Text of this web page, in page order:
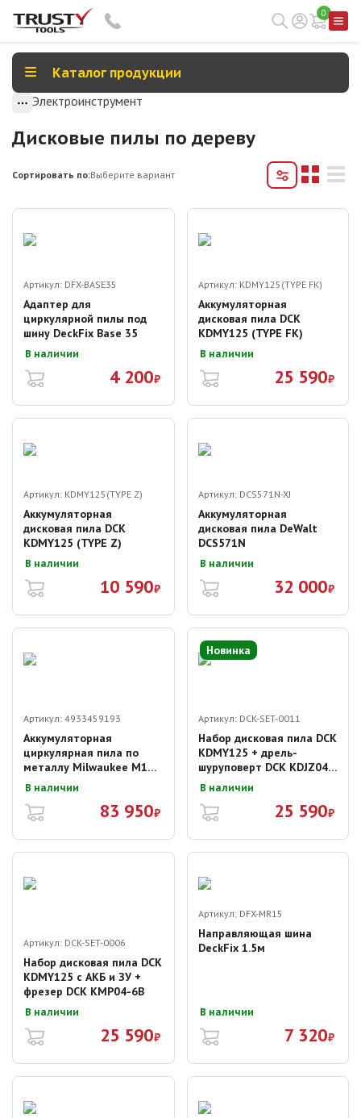
0
Каталог продукции
Электроинструмент
Дисковые пилы по дереву
Сортировать по:Выберите вариант
Артикул: DFX-BASE35
Адаптер для
циркулярной пилы под
шину DeckFix Base 35
В наличии
4 200₽
Артикул: KDMY125(TYPE FK)
Аккумуляторная
дисковая пила DCK
KDMY125 (TYPE FK)
В наличии
25 590₽
Артикул: KDMY125(TYPE Z)
Аккумуляторная
дисковая пила DCK
KDMY125 (TYPE Z)
В наличии
10 590₽
Артикул: DCS571N-XJ
Аккумуляторная
дисковая пила DeWalt
DCS571N
В наличии
32 000₽
Артикул: 4933459193
Аккумуляторная
циркулярная пила по
металлу Milwaukee M18
FMCS-502X
В наличии
83 950₽
Артикул: DCK-SET-0011
Набор дисковая пила DCK
KDMY125 + дрель-
шуруповерт DCK KDJZ04-
13
В наличии
Новинка
25 590₽
Артикул: DCK-SET-0006
Набор дисковая пила DCK
KDMY125 с АКБ и ЗУ +
фрезер DCK KMP04-6B
В наличии
25 590₽
Артикул: DFX-MR15
Направляющая шина
DeckFix 1.5м
В наличии
7 320₽